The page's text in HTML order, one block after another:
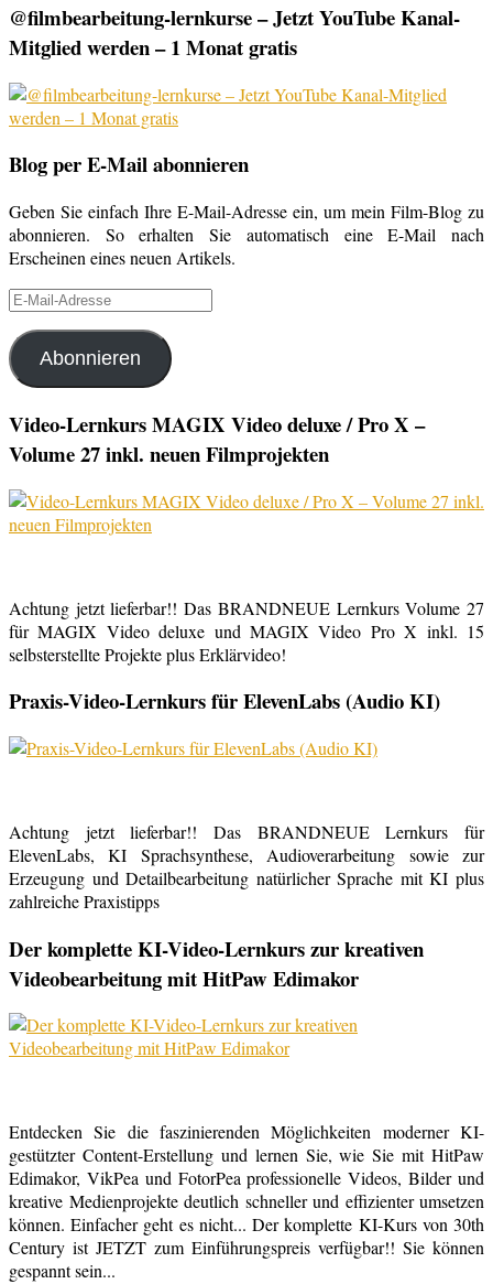
@filmbearbeitung-lernkurse – Jetzt YouTube Kanal-
Mitglied werden – 1 Monat gratis
Blog per E-Mail abonnieren
Geben Sie einfach Ihre E-Mail-Adresse ein, um mein Film-Blog zu
abonnieren. So erhalten Sie automatisch eine E-Mail nach
Erscheinen eines neuen Artikels.
E-
Adresse
Abonnieren
Video-Lernkurs MAGIX Video deluxe / Pro X –
Volume 27 inkl. neuen Filmprojekten
Achtung jetzt lieferbar!! Das BRANDNEUE Lernkurs Volume 27
für MAGIX Video deluxe und MAGIX Video Pro X inkl. 15
selbsterstellte Projekte plus Erklärvideo!
Praxis-Video-Lernkurs für ElevenLabs (Audio KI)
Achtung jetzt lieferbar!! Das BRANDNEUE Lernkurs für
ElevenLabs, KI Sprachsynthese, Audioverarbeitung sowie zur
Erzeugung und Detailbearbeitung natürlicher Sprache mit KI plus
zahlreiche Praxistipps
Der komplette KI-Video-Lernkurs zur kreativen
Videobearbeitung mit HitPaw Edimakor
Entdecken Sie die faszinierenden Möglichkeiten moderner KI-
gestützter Content-Erstellung und lernen Sie, wie Sie mit HitPaw
Edimakor, VikPea und FotorPea professionelle Videos, Bilder und
kreative Medienprojekte deutlich schneller und effizienter umsetzen
können. Einfacher geht es nicht... Der komplette KI-Kurs von 30th
Century ist JETZT zum Einführungspreis verfügbar!! Sie können
gespannt sein...